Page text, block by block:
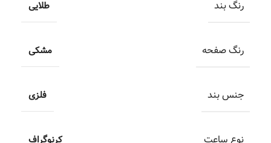
رنگ بند طلایی
رنگ صفحه مشکی
جنس بند فلزی
نوع ساعت کرنوگراف